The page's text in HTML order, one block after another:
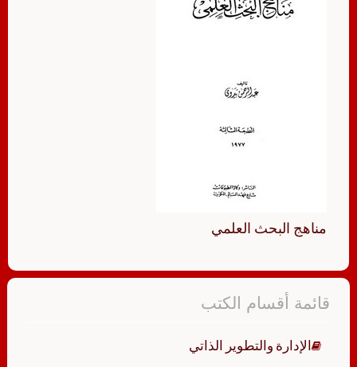
مناهج البحث العلمي
قائمة أقسام الكتب
الإدارة والتطوير الذاتي